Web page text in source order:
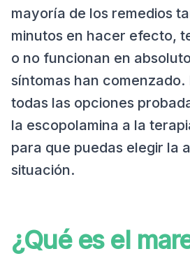
mayoría de los remedios
minutos en hacer efecto,
o no funcionan en
síntomas han comenzado.
todas las opciones
la escopolamina a la
para que puedas elegir la
situación.
¿Qué es el